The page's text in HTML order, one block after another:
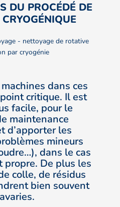
DU PROCÉDÉ DE
dans ces
critique. Il est
facile, pour le
maintenance
d’apporter les
mineurs
dans le cas
propre. De plus les
colle, de résidus
bien souvent